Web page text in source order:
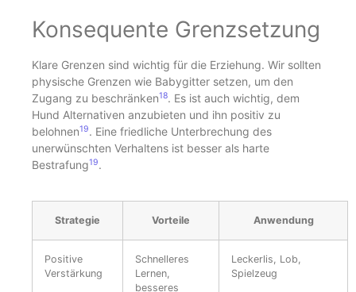
Konsequente Grenzsetzung
Klare Grenzen sind wichtig für die Erziehung. Wir sollten
physische Grenzen wie Babygitter setzen, um den
Zugang zu beschränken18. Es ist auch wichtig, dem
Hund Alternativen anzubieten und ihn positiv zu
belohnen19. Eine friedliche Unterbrechung des
unerwünschten Verhaltens ist besser als harte
Bestrafung19.
Strategie Vorteile Anwendung
Positive
Verstärkung
Schnelleres
Lernen,
besseres
Leckerlis, Lob,
Spielzeug